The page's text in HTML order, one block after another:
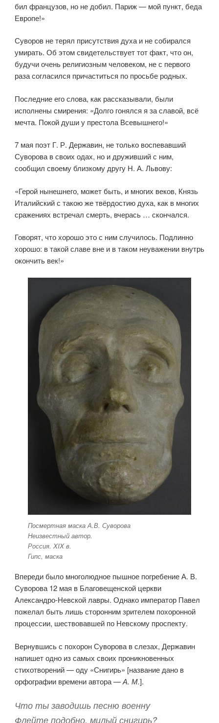
бил французов, но не добил. Париж — мой пункт, беда
Европе!»
Суворов не терял присутствия духа и не собирался
умирать. Об этом свидетельствует тот факт, что он,
будучи очень религиозным человеком, не с первого
раза согласился причаститься по просьбе родных.
Последние его слова, как рассказывали, были
исполнены смирения: «Долго гонялся я за славой, всё
мечта. Покой души у престола Всевышнего!»
7 мая поэт Г. Р. Державин, не только воспевавший
Суворова в своих одах, но и друживший с ним,
сообщил своему близкому другу Н. А. Львову:
«Герой нынешнего, может быть, и многих веков, Князь
Италийский с такою же твёрдостию духа, как в многих
сражениях встречал смерть, вчерась … скончался.
Говорят, что хорошо это с ним случилось. Подлинно
хорошо: в такой славе вне и в таком неуважении внутрь
окончить век!»
Посмертная маска А.В. Суворова
Неизвестный автор.
Россия. XIX в.
Гипс, маска
Впереди было многолюдное пышное погребение А. В.
Суворова 12 мая в Благовещенской церкви
Александро-Невской лавры. Однако император Павел
пожелал быть лишь сторонним зрителем похоронной
процессии, шествовавшей по Невскому проспекту.
Вернувшись с похорон Суворова в слезах, Державин
напишет одно из самых своих проникновенных
стихотворений — оду «Снигирь» [название дано в
орфографии времени автора —А. М.].
Что ты заводишь песню военну
Флейте подобно, милый снигирь?